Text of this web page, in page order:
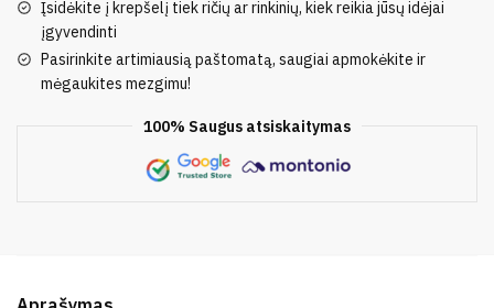
Vilna,
30%
Poliamidas
Įsidėkite į krepšelį tiek ričių ar rinkinių, kiek reikia jūsų idėjai
įgyvendinti
Pasirinkite artimiausią paštomatą, saugiai apmokėkite ir
mėgaukites mezgimu!
100% Saugus atsiskaitymas